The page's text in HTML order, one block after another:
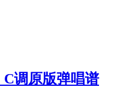
调原版弹唱谱